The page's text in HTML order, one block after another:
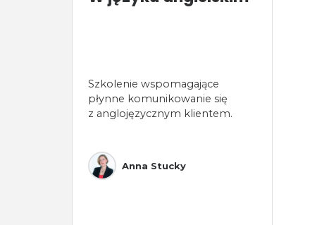
Szkolenie wspomagające
płynne komunikowanie się
z anglojęzycznym klientem.
Anna Stucky